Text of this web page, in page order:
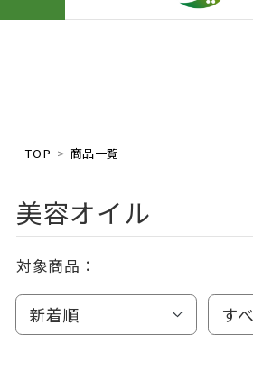
TOP 商品一覧
美容オイル
対象商品：
新着順 す